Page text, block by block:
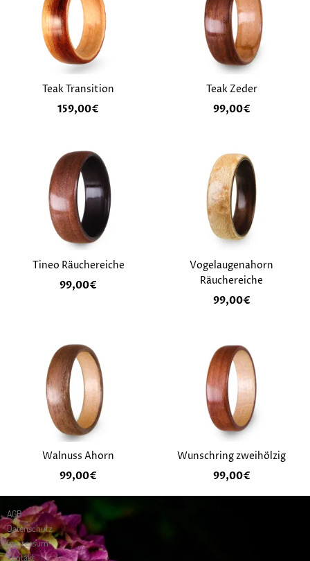
Teak Transition
159,00€
Teak Zeder
99,00€
Tineo Räuchereiche
99,00€
Vogelaugenahorn
Räuchereiche
99,00€
Walnuss Ahorn
99,00€
Wunschring zweihölzig
99,00€
AGB
Datenschutz
Impressum
Kontakt